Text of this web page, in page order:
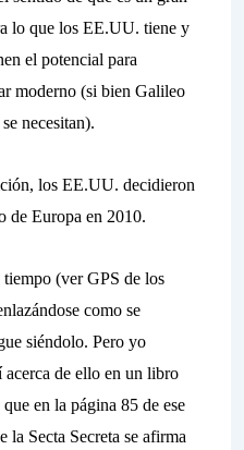
lo que los EE.UU. tiene y
el potencial para
moderno (si bien Galileo
necesitan).
los EE.UU. decidieron
de Europa en 2010.
(ver GPS de los
como se
siéndolo. Pero yo
acerca de ello en un libro
en la página 85 de ese
la Secta Secreta se afirma